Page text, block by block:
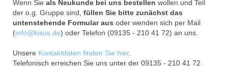
Wenn Sie als Neukunde bei uns bestellen wollen und Teil
der o.g. Gruppe sind, füllen Sie bitte zunächst das
untenstehende Formular aus oder wenden sich per Mail
(info@kisus.de) oder Telefon (09135 - 210 41 72) an uns.
Unsere Kontaktdaten finden Sie hier.
Telefonisch erreichen Sie uns unter der 09135 - 210 41 72